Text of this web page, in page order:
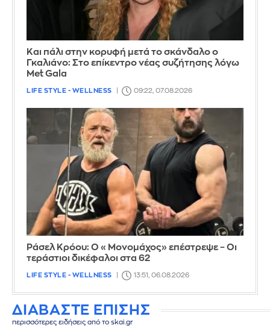
Και πάλι στην κορυφή μετά το σκάνδαλο ο
Γκαλιάνο: Στο επίκεντρο νέας συζήτησης λόγω
Met Gala
LIFE STYLE - WELLNESS 09:22, 07.08.2026
Ράσελ Κρόου: Ο «Μονομάχος» επέστρεψε – Οι
τεράστιοι δικέφαλοι στα 62
LIFE STYLE - WELLNESS 13:51, 06.08.2026
ΔΙΑΒΑΣΤΕ ΕΠΙΣΗΣ
περισσότερες ειδήσεις από το skai.gr